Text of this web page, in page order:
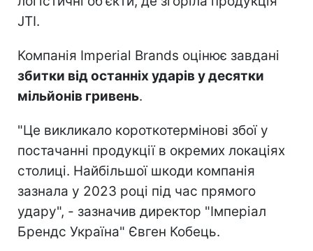
JTI.
Компанія Imperial Brands оцінює завдані
збитки від останніх ударів у десятки
мільйонів гривень.
"Це викликало короткотермінові збої у
постачанні продукції в окремих локаціях
столиці. Найбільшої шкоди компанія
зазнала у 2023 році під час прямого
удару", - зазначив директор "Імперіал
Брендс Україна" Євген Кобець.